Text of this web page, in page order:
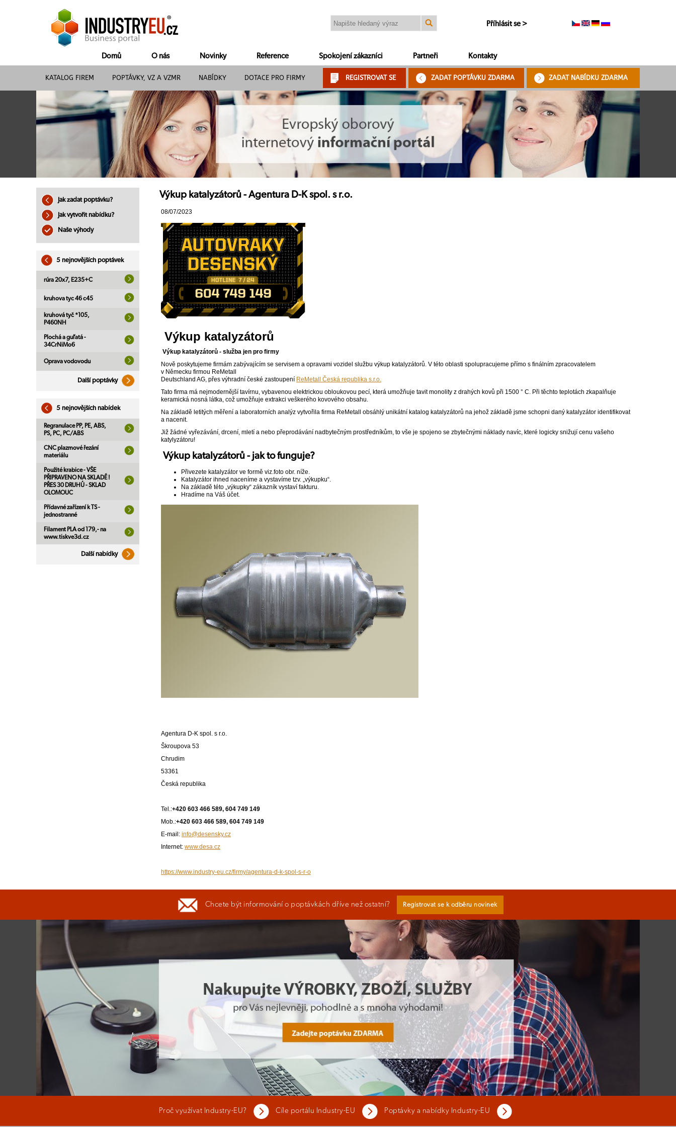
Příhlásit se >
Domů O nás Novinky Reference Spokojení zákazníci Partneři Kontakty
KATALOG FIREM POPTÁVKY, VZ A VZMR NABÍDKY DOTACE PRO FIRMY REGISTROVAT SE ZADAT POPTÁVKU ZDARMA ZADAT NABÍDKU ZDARMA
Jak zadat poptávku?
Jak vytvořit nabídku?
Naše výhody
5 nejnovějších poptávek
rúra 20x7, E235+C
kruhova tyc 46 c45
kruhová tyč *105,
P460NH
Plochá a guľatá -
34CrNiMo6
Oprava vodovodu
Další poptávky
5 nejnovějších nabídek
Regranulace PP, PE, ABS,
PS, PC, PC/ABS
CNC plazmové řezání
materiálu
Použité krabice - VŠE
PŘIPRAVENO NA SKLADĚ !
PŘES 30 DRUHŮ - SKLAD
OLOMOUC
Přídavné zařízení k TS -
jednostranné
Filament PLA od 179,- na
www.tiskve3d.cz
Další nabídky
Výkup katalyzátorů - Agentura D-K spol. s r.o.
08/07/2023
Výkup katalyzátorů
Výkup katalyzátorů - služba jen pro firmy
Nově poskytujeme firmám zabývajícím se servisem a opravami vozidel službu výkup katalyzátorů. V této oblasti spolupracujeme přímo s finálním zpracovatelem
v Německu firmou ReMetall
Deutschland AG, přes výhradní české zastoupení ReMetall Česká republika s.r.o.
Tato firma má nejmodernější tavírnu, vybavenou elektrickou obloukovou pecí, která umožňuje tavit monolity z drahých kovů při 1500 ° C. Při těchto teplotách zkapalňuje
keramická nosná látka, což umožňuje extrakci veškerého kovového obsahu.
Na základě letitých měření a laboratorních analýz vytvořila firma ReMetall obsáhlý unikátní katalog katalyzátorů na jehož základě jsme schopni daný katalyzátor identifikovat
a nacenit.
Již žádné vyřezávání, drcení, mletí a nebo přeprodávání nadbytečným prostředníkům, to vše je spojeno se zbytečnými náklady navíc, které logicky snižují cenu vašeho
katylyzátoru!
Výkup katalyzátorů - jak to funguje?
Přivezete katalyzátor ve formě viz.foto obr. níže.
Katalyzátor ihned naceníme a vystavíme tzv. „výkupku“.
Na základě této „výkupky“ zákazník vystaví fakturu.
Hradíme na Váš účet.
Agentura D-K spol. s r.o.
Škroupova 53
Chrudim
53361
Česká republika
Tel.:+420 603 466 589, 604 749 149
Mob.:+420 603 466 589, 604 749 149
E-mail: info@desensky.cz
Internet: www.desa.cz
https://www.industry-eu.cz/firmy/agentura-d-k-spol-s-r-o
Chcete být informování o poptávkách dříve než ostatní? Registrovat se k odběru novinek
Proč využívat Industry-EU? Cíle portálu Industry-EU Poptávky a nabídky Industry-EU